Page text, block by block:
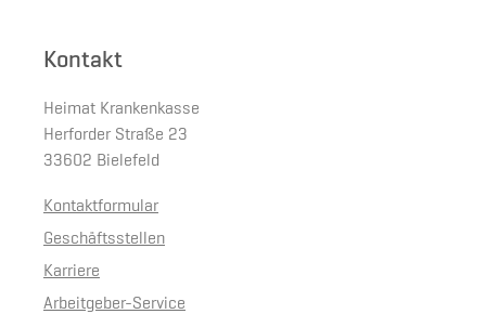
Kontakt
Heimat Krankenkasse
Herforder Straße 23
33602 Bielefeld
Kontaktformular
Geschäftsstellen
Karriere
Arbeitgeber-Service